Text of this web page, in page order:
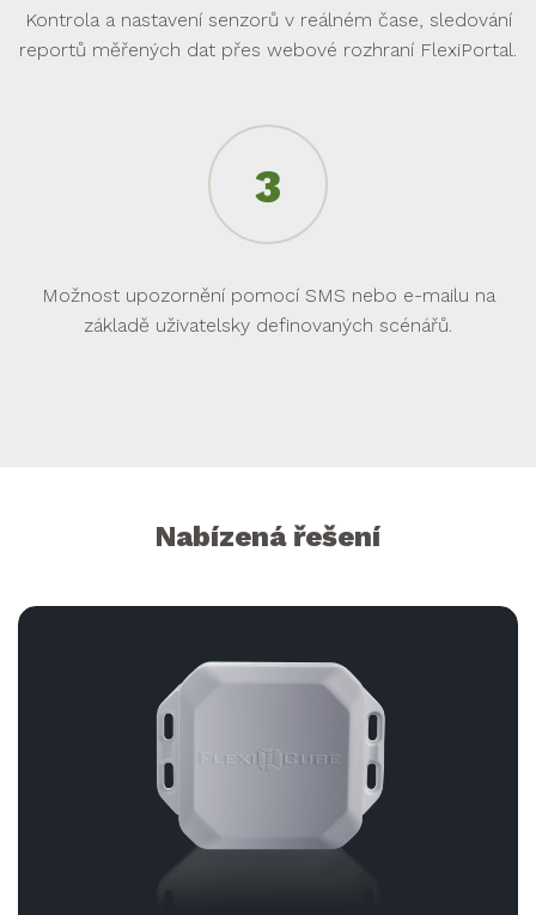
Kontrola a nastavení senzorů v reálném čase, sledování
reportů měřených dat přes webové rozhraní FlexiPortal.
Možnost upozornění pomocí SMS nebo e-mailu na
základě uživatelsky definovaných scénářů.
Nabízená řešení